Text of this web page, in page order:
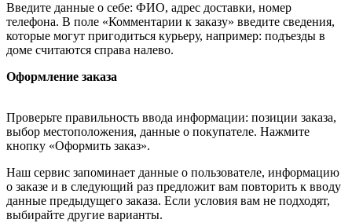
Введите данные о себе: ФИО, адрес доставки, номер
телефона. В поле «Комментарии к заказу» введите сведения,
которые могут пригодиться курьеру, например: подъезды в
доме считаются справа налево.
Оформление заказа
Проверьте правильность ввода информации: позиции заказа,
выбор местоположения, данные о покупателе. Нажмите
кнопку «Оформить заказ».
Наш сервис запоминает данные о пользователе, информацию
о заказе и в следующий раз предложит вам повторить к вводу
данные предыдущего заказа. Если условия вам не подходят,
выбирайте другие варианты.